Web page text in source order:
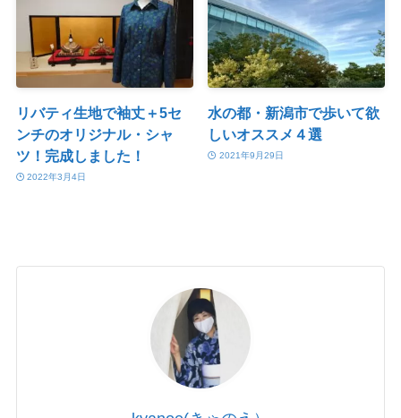
リバティ生地で袖丈＋5セ
ンチのオリジナル・シャ
ツ！完成しました！
2022年3月4日
水の都・新潟市で歩いて欲
しいオススメ４選
2021年9月29日